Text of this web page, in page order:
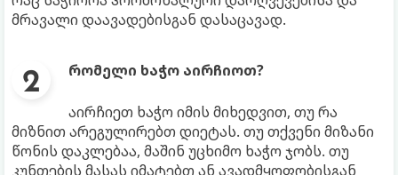
მრავალი დაავადებისგან დასაცავად.
რომელი ხაჭო აირჩიოთ?
აირჩიეთ ხაჭო იმის მიხედვით, თუ რა
მიზნით არეგულირებთ დიეტას. თუ თქვენი მიზანი
წონის დაკლებაა, მაშინ უცხიმო ხაჭო ჯობს. თუ
კუნთების მასას იმატებთ ან ავადმყოფობისგან